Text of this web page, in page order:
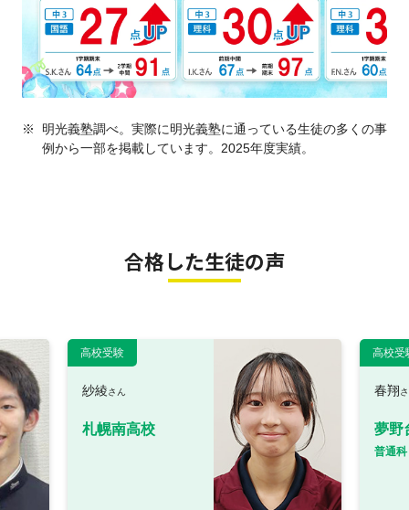
※
明光義塾調べ。実際に明光義塾に通っている生徒の多くの事
例から一部を掲載しています。2025年度実績。
合格した生徒の声
高校受験
紗綾さん
札幌南高校
高校受
春翔
夢野
普通科